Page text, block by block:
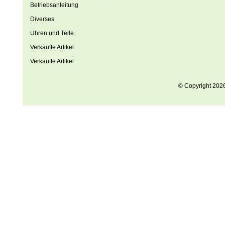
Betriebsanleitung
Diverses
Uhren und Teile
Verkaufte Artikel
Verkaufte Artikel
© Copyright